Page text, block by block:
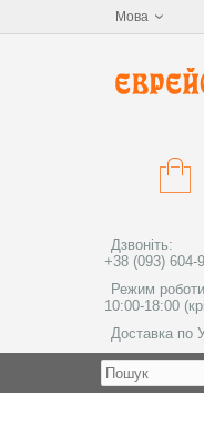
Мова
Дзвоніть:
+38 (093) 604-
Режим
10:00-18:00
Доставка по